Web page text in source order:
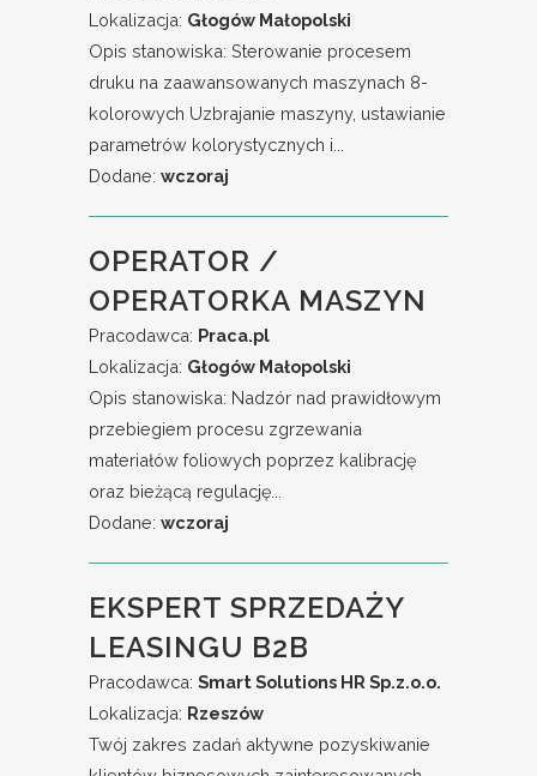
Lokalizacja: Głogów Małopolski
Opis stanowiska: Sterowanie procesem
druku na zaawansowanych maszynach 8-
kolorowych Uzbrajanie maszyny, ustawianie
parametrów kolorystycznych i...
Dodane: wczoraj
OPERATOR /
OPERATORKA MASZYN
Pracodawca: Praca.pl
Lokalizacja: Głogów Małopolski
Opis stanowiska: Nadzór nad prawidłowym
przebiegiem procesu zgrzewania
materiałów foliowych poprzez kalibrację
oraz bieżącą regulację...
Dodane: wczoraj
EKSPERT SPRZEDAŻY
LEASINGU B2B
Pracodawca: Smart Solutions HR Sp.z.o.o.
Lokalizacja: Rzeszów
Twój zakres zadań aktywne pozyskiwanie